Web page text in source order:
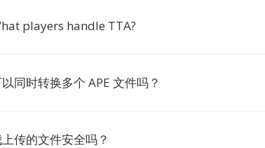
players handle TTA?
同时转换多个 APE 文件吗？
传的文件安全吗？